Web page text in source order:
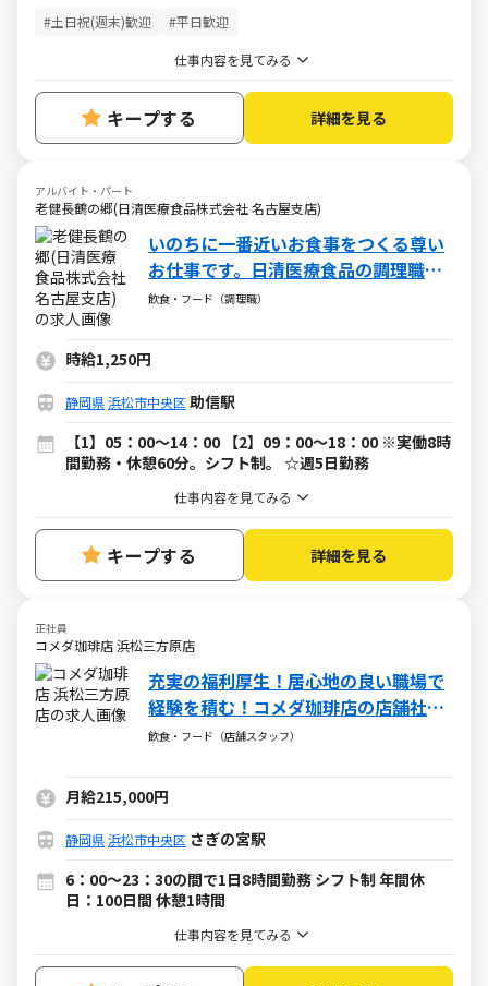
#土日祝(週末)歓迎 #平日歓迎
仕事内容を見てみる
キープする 詳細を見る
アルバイト・パート
老健長鶴の郷(日清医療食品株式会社 名古屋支店)
いのちに一番近いお食事をつくる尊い
お仕事です。日清医療食品の調理職
（パート・アルバイト）
飲食・フード（調理職）
時給1,250円
静岡県浜松市中央区 助信駅
【1】05：00～14：00 【2】09：00～18：00 ※実働8時
間勤務・休憩60分。シフト制。 ☆週5日勤務
仕事内容を見てみる
キープする 詳細を見る
正社員
コメダ珈琲店 浜松三方原店
充実の福利厚生！居心地の良い職場で
経験を積む！コメダ珈琲店の店舗社員
（正社員）の求人
飲食・フード（店舗スタッフ）
月給215,000円
静岡県浜松市中央区 さぎの宮駅
6：00～23：30の間で1日8時間勤務 シフト制 年間休
日：100日間 休憩1時間
仕事内容を見てみる